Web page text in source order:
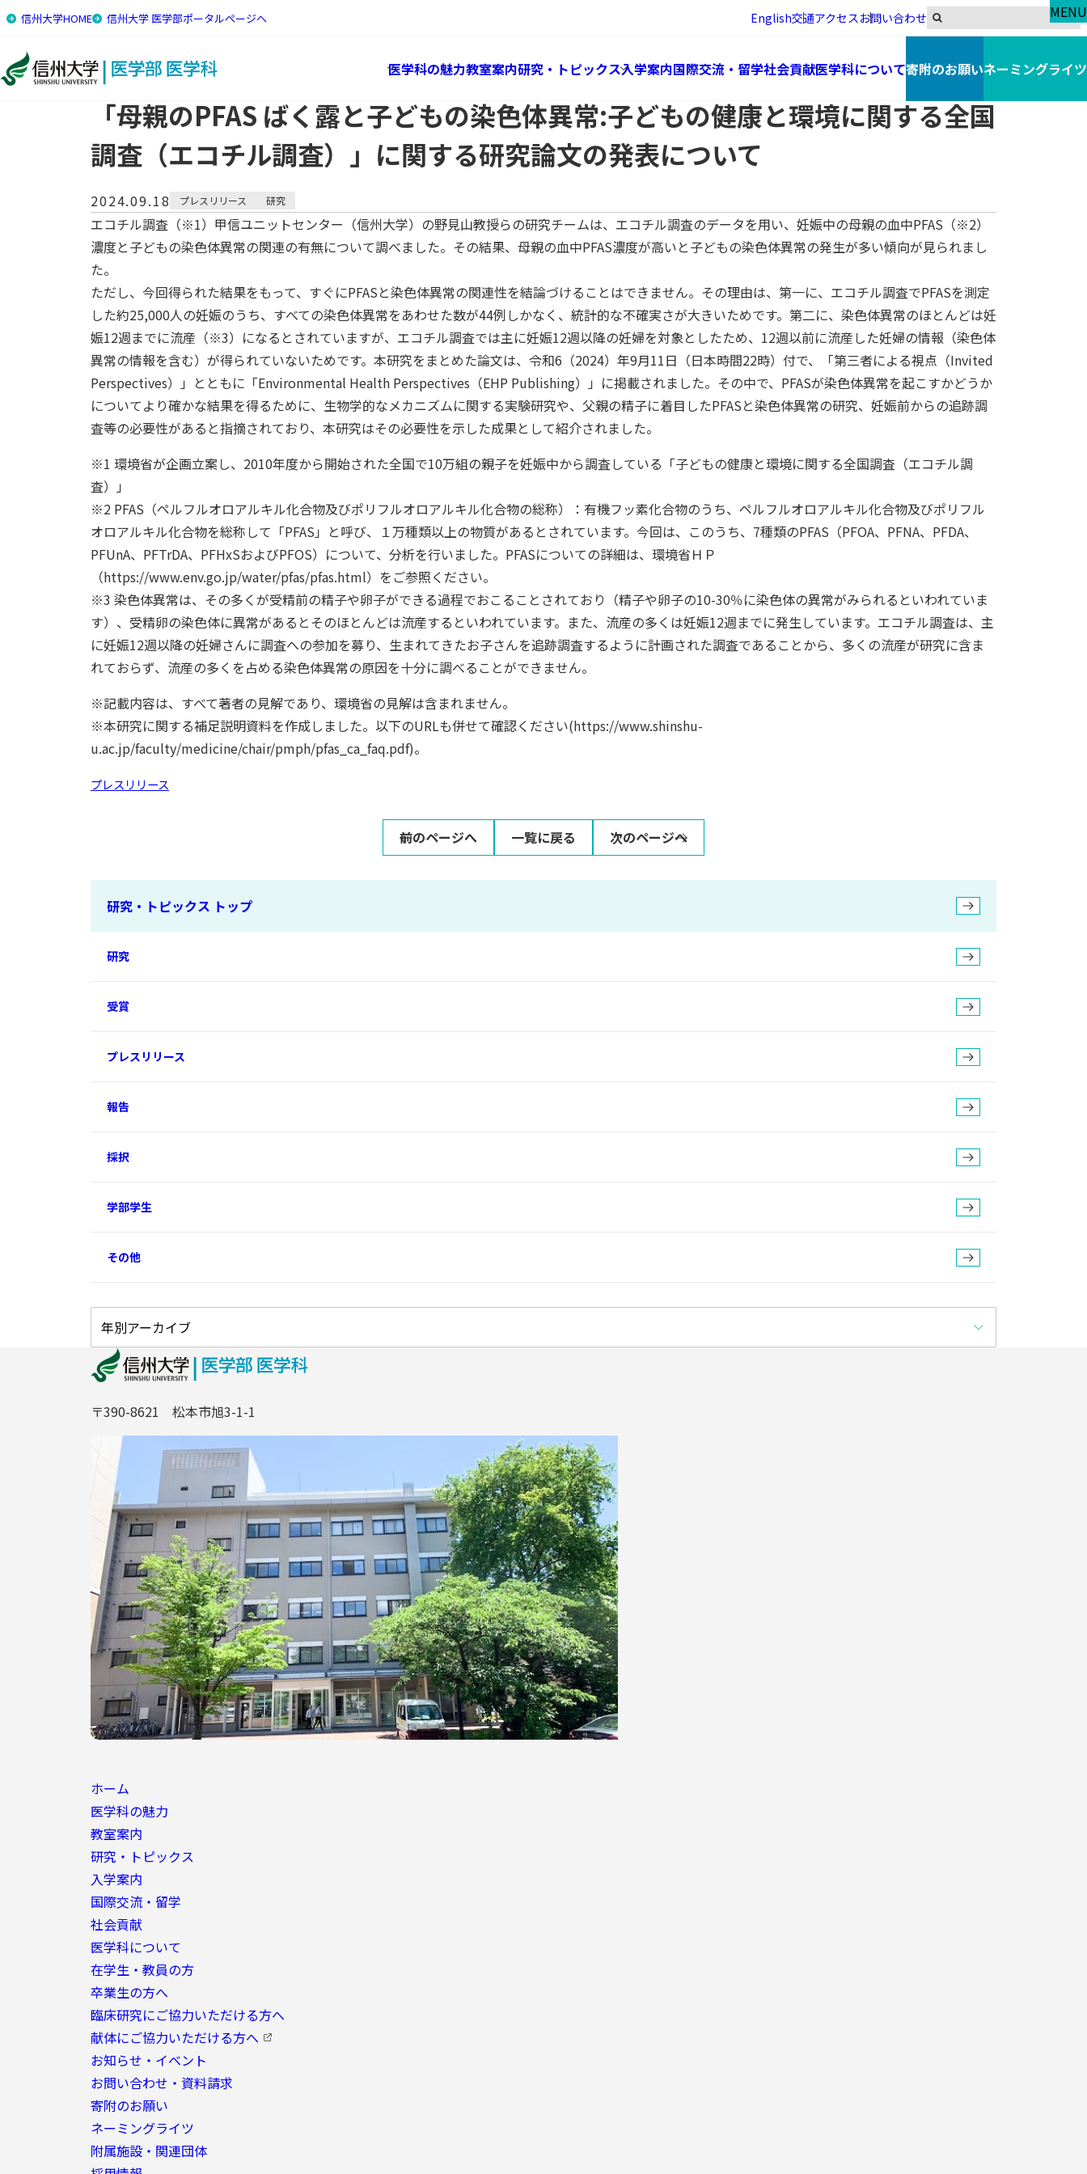
信州大学HOME 信州大学 医学部ポータルページへ English交通アクセスお問い合わせ
医学科の魅力教室案内研究・トピックス入学案内国際交流・留学社会貢献医学科について寄附のお願いネーミングライツ
トップ 研究・トピックス 「母親のPFAS ばく露と子どもの染色体異常:子どもの健康と環境に関する全国調査（エコチル調査）」に関する研究論文の発表について
「母親のPFAS ばく露と子どもの染色体異常:子どもの健康と環境に関する全国
調査（エコチル調査）」に関する研究論文の発表について
2024.09.18 プレスリリース 研究
エコチル調査（※1）甲信ユニットセンター（信州大学）の野見山教授らの研究チームは、エコチル調査のデータを用い、妊娠中の母親の血中PFAS（※2）
濃度と子どもの染色体異常の関連の有無について調べました。その結果、母親の血中PFAS濃度が高いと子どもの染色体異常の発生が多い傾向が見られまし
た。
ただし、今回得られた結果をもって、すぐにPFASと染色体異常の関連性を結論づけることはできません。その理由は、第一に、エコチル調査でPFASを測定
した約25,000人の妊娠のうち、すべての染色体異常をあわせた数が44例しかなく、統計的な不確実さが大きいためです。第二に、染色体異常のほとんどは妊
娠12週までに流産（※3）になるとされていますが、エコチル調査では主に妊娠12週以降の妊婦を対象としたため、12週以前に流産した妊婦の情報（染色体
異常の情報を含む）が得られていないためです。本研究をまとめた論文は、令和6（2024）年9月11日（日本時間22時）付で、「第三者による視点（Invited
Perspectives）」とともに「Environmental Health Perspectives（EHP Publishing）」に掲載されました。その中で、PFASが染色体異常を起こすかどうか
についてより確かな結果を得るために、生物学的なメカニズムに関する実験研究や、父親の精子に着目したPFASと染色体異常の研究、妊娠前からの追跡調
査等の必要性があると指摘されており、本研究はその必要性を示した成果として紹介されました。
※1 環境省が企画立案し、2010年度から開始された全国で10万組の親子を妊娠中から調査している「子どもの健康と環境に関する全国調査（エコチル調
査）」
※2 PFAS（ペルフルオロアルキル化合物及びポリフルオロアルキル化合物の総称）：有機フッ素化合物のうち、ペルフルオロアルキル化合物及びポリフル
オロアルキル化合物を総称して「PFAS」と呼び、１万種類以上の物質があるとされています。今回は、このうち、7種類のPFAS（PFOA、PFNA、PFDA、
PFUnA、PFTrDA、PFHxSおよびPFOS）について、分析を行いました。PFASについての詳細は、環境省ＨＰ
（https://www.env.go.jp/water/pfas/pfas.html）をご参照ください。
※3 染色体異常は、その多くが受精前の精子や卵子ができる過程でおこることされており（精子や卵子の10-30％に染色体の異常がみられるといわれていま
す）、受精卵の染色体に異常があるとそのほとんどは流産するといわれています。また、流産の多くは妊娠12週までに発生しています。エコチル調査は、主
に妊娠12週以降の妊婦さんに調査への参加を募り、生まれてきたお子さんを追跡調査するように計画された調査であることから、多くの流産が研究に含ま
れておらず、流産の多くを占める染色体異常の原因を十分に調べることができません。
※記載内容は、すべて著者の見解であり、環境省の見解は含まれません。
※本研究に関する補足説明資料を作成しました。以下のURLも併せて確認ください(https://www.shinshu-
u.ac.jp/faculty/medicine/chair/pmph/pfas_ca_faq.pdf)。
プレスリリース
前のページへ 一覧に戻る 次のページへ
研究・トピックス トップ
研究
受賞
プレスリリース
報告
採択
学部学生
その他
〒390-8621 松本市旭3-1-1
ホーム
医学科の魅力
教室案内
研究・トピックス
入学案内
国際交流・留学
社会貢献
医学科について
在学生・教員の方
卒業生の方へ
臨床研究にご協力いただける方へ
献体にご協力いただける方へ
お知らせ・イベント
お問い合わせ・資料請求
寄附のお願い
ネーミングライツ
附属施設・関連団体
MENU